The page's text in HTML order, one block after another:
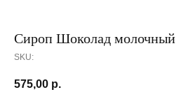
Сироп Шоколад молочный
SKU:
575,00 р.